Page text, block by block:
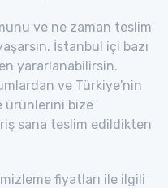
ve ne zaman teslim
İstanbul içi bazı
yararlanabilirsin.
ve Türkiye'nin
ürünlerini bize
sana teslim edildikten
fiyatları ile ilgili